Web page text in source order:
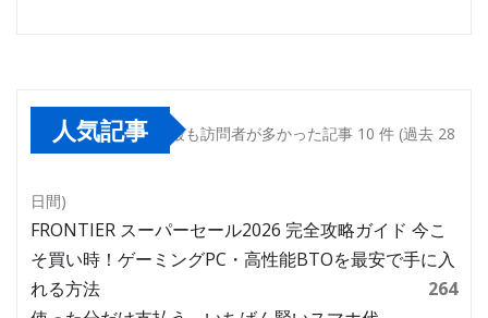
人気記事 最も訪問者が多かった記事 10 件 (過去 28
日間)
FRONTIER スーパーセール2026 完全攻略ガイド 今こ
そ買い時！ゲーミングPC・高性能BTOを最安で手に入
れる方法
264